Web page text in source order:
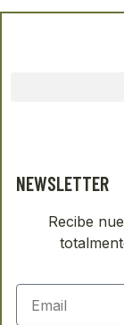
NEWSLETTER
Recibe